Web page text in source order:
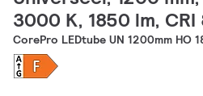
3000 K, 1850 lm,
CorePro LEDtube UN 1200mm HO